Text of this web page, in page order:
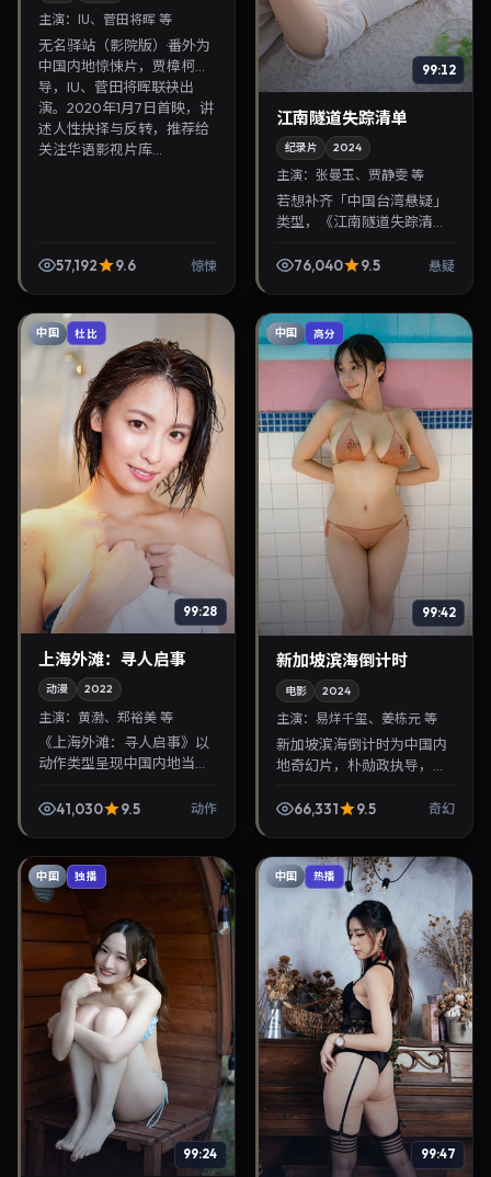
主演： IU、菅田将晖 等
无名驿站（影院版）·番外为
中国内地惊悚片，贾樟柯执
导，IU、菅田将晖联袂出
演。2020年1月7日首映，讲
述人性抉择与反转，推荐给
关注华语影视片库...
57,192 9.6 惊悚
99:12
江南隧道失踪清单
纪录片 2024
主演：张曼玉、贾静雯 等
若想补齐「中国台湾悬疑」
类型，《江南隧道失踪清
演，张曼玉、贾静雯主演，
76,040 9.5 悬疑
中国 杜比
99:28
上海外滩：寻人启事
动漫 2022
主演： 黄渤、郑裕美 等
《上海外滩：寻人启事》以
动作类型呈现中国内地当代
渤、郑裕美。2022年12月3
41,030 9.5 动作
中国 高分
99:42
新加坡滨海倒计时
电影 2024
主演：易烊千玺、姜栋元 等
新加坡滨海倒计时为中国内
地奇幻片，朴勋政执导，易
2024年9月1日首映，讲述人
66,331 9.5 奇幻
中国 独播
99:24
中国 热播
99:47